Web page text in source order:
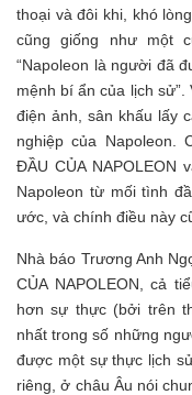
thoại và đôi khi, khó
cũng giống như một
“Napoleon là người đã
mệnh bí ẩn của lịch sử”.
điện ảnh, sân khấu lấy
nghiệp của Napoleon.
ĐẦU CỦA NAPOLEON
Napoleon từ mối tình
ước, và chính điều này
Nhà báo Trương Anh
CỦA NAPOLEON, cả
hơn sự thực (bởi trên
nhất trong số những
được một sự thực lịch
riêng, ở châu Âu nói